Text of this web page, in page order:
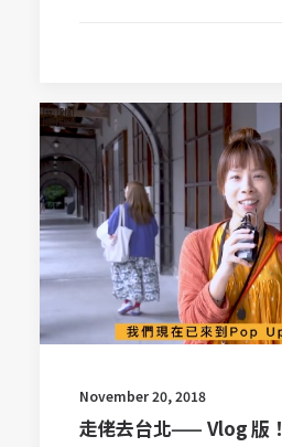
November 20, 2018
走佬去台北—— Vlog 版！